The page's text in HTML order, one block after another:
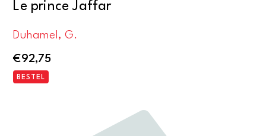
Le prince Jaffar
Duhamel, G.
€92,75
BESTEL